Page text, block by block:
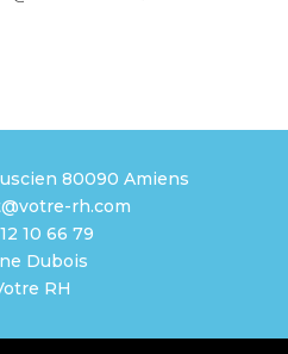
80090 Amiens
rh.com
10 66 79
Dubois
RH